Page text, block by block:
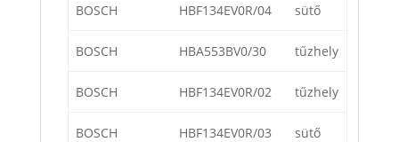
BOSCH HBF134EV0R/04 sütő
BOSCH HBA553BV0/30 tűzhely
BOSCH HBF134EV0R/02 tűzhely
BOSCH HBF134EV0R/03 sütő